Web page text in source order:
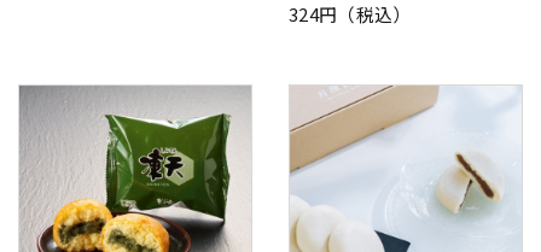
324円（税込）